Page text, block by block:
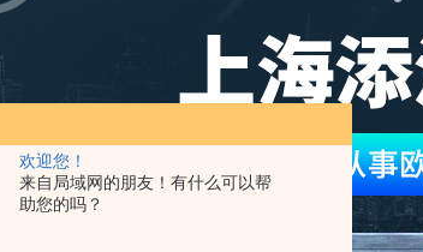
欢迎您！
来自局域网的朋友！有什么可以帮
助您的吗？